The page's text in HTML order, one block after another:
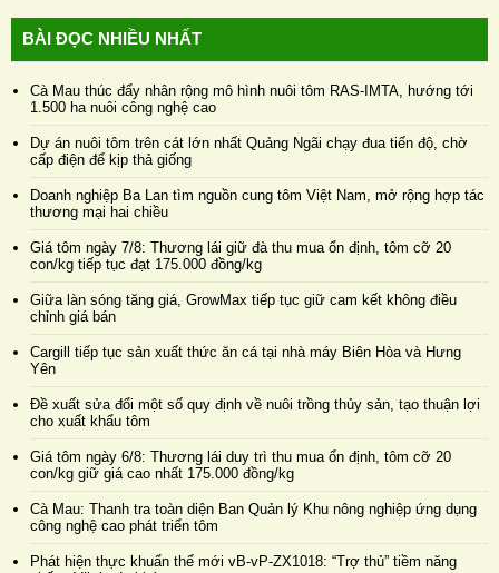
BÀI ĐỌC NHIỀU NHẤT
Cà Mau thúc đẩy nhân rộng mô hình nuôi tôm RAS-IMTA, hướng tới
1.500 ha nuôi công nghệ cao
Dự án nuôi tôm trên cát lớn nhất Quảng Ngãi chạy đua tiến độ, chờ
cấp điện để kịp thả giống
Doanh nghiệp Ba Lan tìm nguồn cung tôm Việt Nam, mở rộng hợp tác
thương mại hai chiều
Giá tôm ngày 7/8: Thương lái giữ đà thu mua ổn định, tôm cỡ 20
con/kg tiếp tục đạt 175.000 đồng/kg
Giữa làn sóng tăng giá, GrowMax tiếp tục giữ cam kết không điều
chỉnh giá bán
Cargill tiếp tục sản xuất thức ăn cá tại nhà máy Biên Hòa và Hưng
Yên
Đề xuất sửa đổi một số quy định về nuôi trồng thủy sản, tạo thuận lợi
cho xuất khẩu tôm
Giá tôm ngày 6/8: Thương lái duy trì thu mua ổn định, tôm cỡ 20
con/kg giữ giá cao nhất 175.000 đồng/kg
Cà Mau: Thanh tra toàn diện Ban Quản lý Khu nông nghiệp ứng dụng
công nghệ cao phát triển tôm
Phát hiện thực khuẩn thể mới vB-vP-ZX1018: “Trợ thủ” tiềm năng